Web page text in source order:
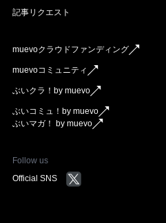
記事リクエスト
muevoクラウドファンディング
muevoコミュニティ
ぶいクラ！by muevo
ぶいコミュ！by muevo
ぶいマガ！ by muevo
Follow us
Official SNS